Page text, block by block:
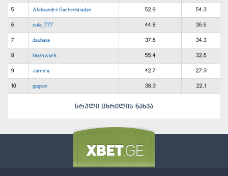
5 Aleksandre Gachechiladze 52.9 54.3
6 cule_777 44.8 36.6
7 daubase 37.6 34.3
8 teamwork 55.4 32.6
9 Jamela 42.7 27.3
10 gugson 38.3 22.1
სრული ცხრილის ნახვა